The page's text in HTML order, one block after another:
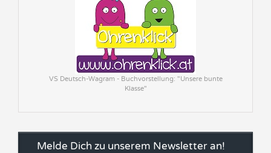
VS Deutsch-Wagram - Buchvorstellung: "Unsere bunte
Klasse"
Melde Dich zu unserem Newsletter an!